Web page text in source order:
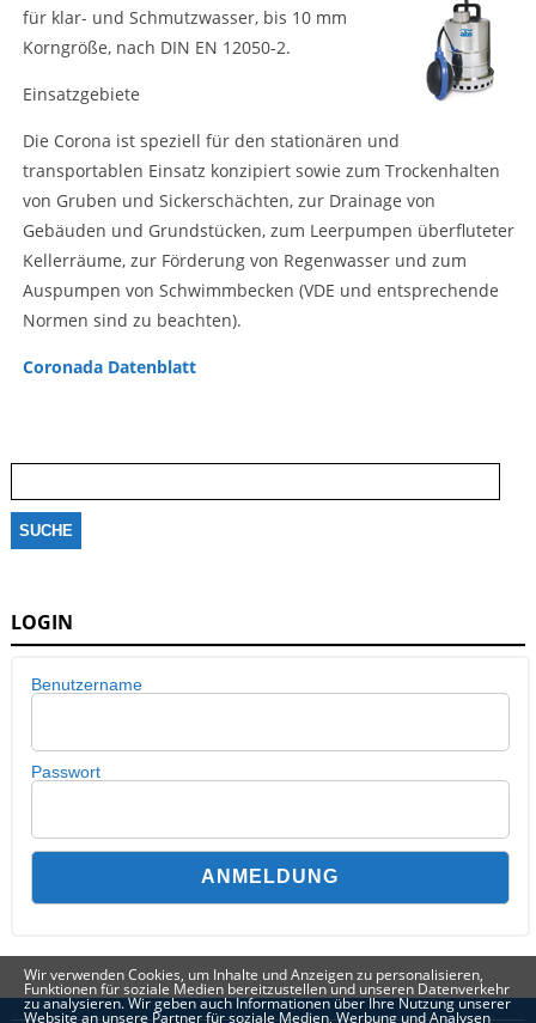
für klar- und Schmutzwasser, bis 10 mm
Korngröße, nach DIN EN 12050-2.
Einsatzgebiete
Die Corona ist speziell für den stationären und
transportablen Einsatz konzipiert sowie zum Trockenhalten
von Gruben und Sickerschächten, zur Drainage von
Gebäuden und Grundstücken, zum Leerpumpen überfluteter
Kellerräume, zur Förderung von Regenwasser und zum
Auspumpen von Schwimmbecken (VDE und entsprechende
Normen sind zu beachten).
Coronada Datenblatt
nach:
LOGIN
Benutzername
Passwort
Wir verwenden Cookies, um Inhalte und Anzeigen zu personalisieren,
Funktionen für soziale Medien bereitzustellen und unseren Datenverkehr
zu analysieren. Wir geben auch Informationen über Ihre Nutzung unserer
Website an unsere Partner für soziale Medien, Werbung und Analysen